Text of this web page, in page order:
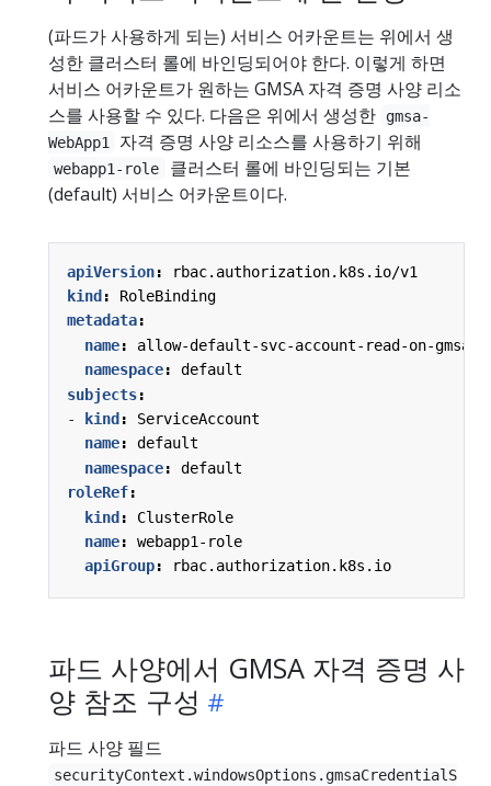
(파드가 사용하게 되는) 서비스 어카운트는 위에서 생
성한 클러스터 롤에 바인딩되어야 한다. 이렇게 하면
서비스 어카운트가 원하는 GMSA 자격 증명 사양 리소
스를 사용할 수 있다. 다음은 위에서 생성한
gmsa-
WebApp1
자격 증명 사양 리소스를 사용하기 위해
webapp1-role
클러스터 롤에 바인딩되는 기본
(default) 서비스 어카운트이다.
apiVersion:
rbac.authorization.k8s.io/v1
kind :
RoleBinding
metadata:
name:
allow-default-svc-account-read-on-gmsa-
namespace:
default
subjects:
-
kind :
ServiceAccount
name:
default
namespace:
default
roleRef:
kind :
ClusterRole
name:
webapp1-role
apiGroup: rbac.authorization.k8s.io
파드 사양에서 GMSA 자격 증명 사
양 참조 구성
파드 사양 필드
securityContext.windowsOptions.gmsaCredentialS